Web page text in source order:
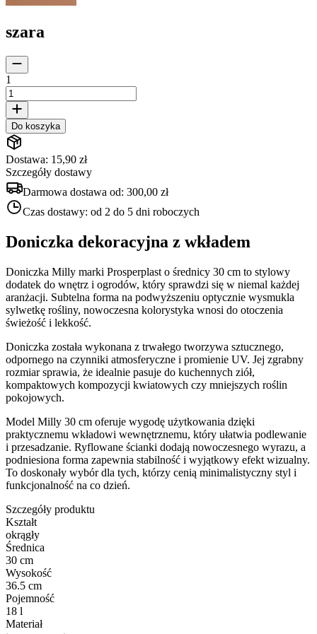
szara
1
Do koszyka
Dostawa: 15,90 zł
Szczegóły dostawy
Darmowa dostawa od: 300,00 zł
Czas dostawy: od 2 do 5 dni roboczych
Doniczka dekoracyjna z wkładem
Doniczka Milly marki Prosperplast o średnicy 30 cm to stylowy
dodatek do wnętrz i ogrodów, który sprawdzi się w niemal każdej
aranżacji. Subtelna forma na podwyższeniu optycznie wysmukla
sylwetkę rośliny, nowoczesna kolorystyka wnosi do otoczenia
świeżość i lekkość.
Doniczka została wykonana z trwałego tworzywa sztucznego,
odpornego na czynniki atmosferyczne i promienie UV. Jej zgrabny
rozmiar sprawia, że idealnie pasuje do kuchennych ziół,
kompaktowych kompozycji kwiatowych czy mniejszych roślin
pokojowych.
Model Milly 30 cm oferuje wygodę użytkowania dzięki
praktycznemu wkładowi wewnętrznemu, który ułatwia podlewanie
i przesadzanie. Ryflowane ścianki dodają nowoczesnego wyrazu, a
podniesiona forma zapewnia stabilność i wyjątkowy efekt wizualny.
To doskonały wybór dla tych, którzy cenią minimalistyczny styl i
funkcjonalność na co dzień.
Szczegóły produktu
Kształt
okrągły
Średnica
30 cm
Wysokość
36.5 cm
Pojemność
18 l
Materiał